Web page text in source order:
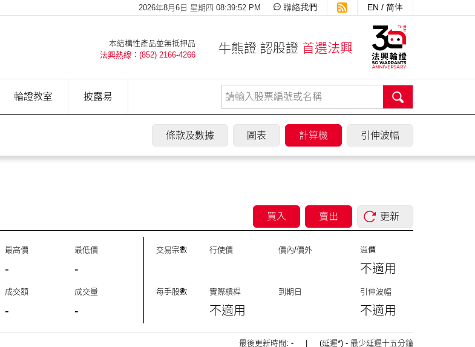
EN / 简体
聯絡我們
2026年8月6日 星期四 08:39:52 PM
牛熊證 認股證 首選法興
本結構性產品並無抵押品
法興熱線：(852) 2166-4266
輪證教室 披露易
條款及數據 圖表 計算機 引伸波幅
買入 賣出 更新
最高價
-
最低價
-
成交額
-
成交量
-
交易宗數 行使價 價內/價外 溢價
不適用
每手股數 實際槓桿
不適用
到期日 引伸波幅
不適用
最後更新時間: - | (延遲*) - 最少延遲十五分鐘